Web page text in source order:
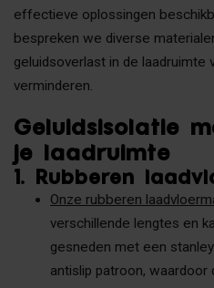
effectieve oplossingen
bespreken we diverse
geluidsoverlast in de laadruimte
verminderen.
Geluidsisolatie
je laadruimte
1. Rubberen
Onze rubberen
verschillende lengtes en
gesneden met een
antislip patroon, waardoor